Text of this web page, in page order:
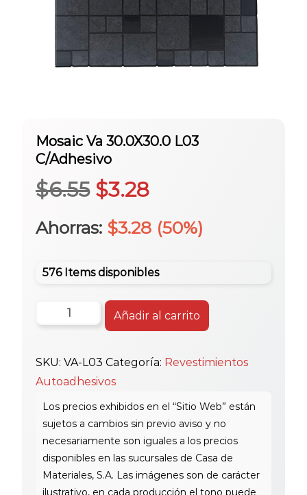
Mosaic Va 30.0X30.0 L03
C/Adhesivo
$6.55 El
precio
original
era:
$6.55.
$3.28El
precio
actual
es:
$3.28.
Ahorras: $3.28 (50%)
576 Items disponibles
Mosaic
Va
L03
C/Adhesivo
cantidad
Añadir al carrito
SKU: VA-L03 Categoría: Revestimientos
Autoadhesivos